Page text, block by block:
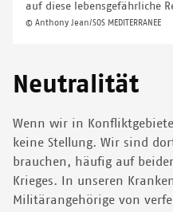
auf diese lebensgefährliche
© Anthony Jean/SOS MEDITERRANEE
Neutralität
Wenn wir in
keine Stellung. Wir sind
brauchen, häufig auf
Krieges. In unseren
Militärangehörige von